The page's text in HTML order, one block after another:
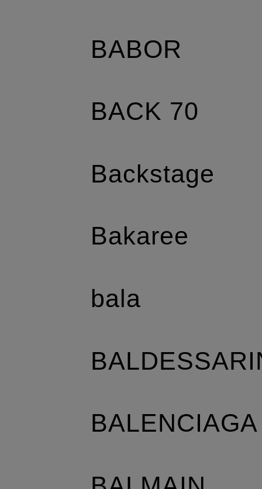
BABOR
BACK 70
Backstage
Bakaree
bala
BALENCIAGA